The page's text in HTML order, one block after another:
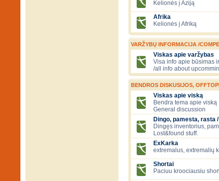
Kelionės į Aziją
Afrika
Kelionės į Afriką
VARŽYBŲ INFORMACIJA /
Viskas apie varžybas
Visa info apie būsimas
/all info about
BENDROS DISKUSIJOS,
Viskas apie viską
Bendra tema apie viską
General discussion
Dingo, pamesta, rasta
Dingęs inventorius,
Lost&found stuff.
ExKarka
extremalus, extremalių
Shortai
Paciuu kroociausiu